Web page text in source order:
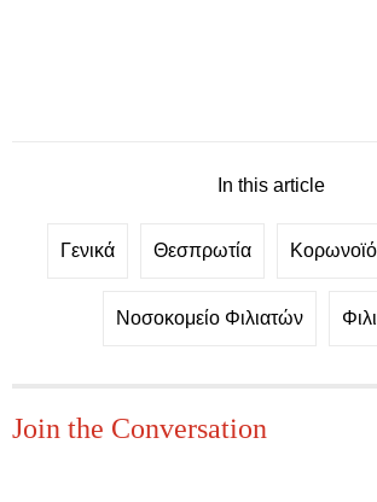
In this article
Γενικά Θεσπρωτία
Νοσοκομείο Φιλιατών
Join the Conversation